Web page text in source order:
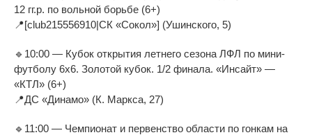
12 гг.р. по вольной борьбе (6+)
📍[club215556910|СК «Сокол»] (Ушинского, 5)
🔹10:00 — Кубок открытия летнего сезона ЛФЛ по мини-
футболу 6х6. Золотой кубок. 1/2 финала. «Инсайт» —
«КТЛ» (6+)
📍ДС «Динамо» (К. Маркса, 27)
🔹11:00 — Чемпионат и первенство области по гонкам на